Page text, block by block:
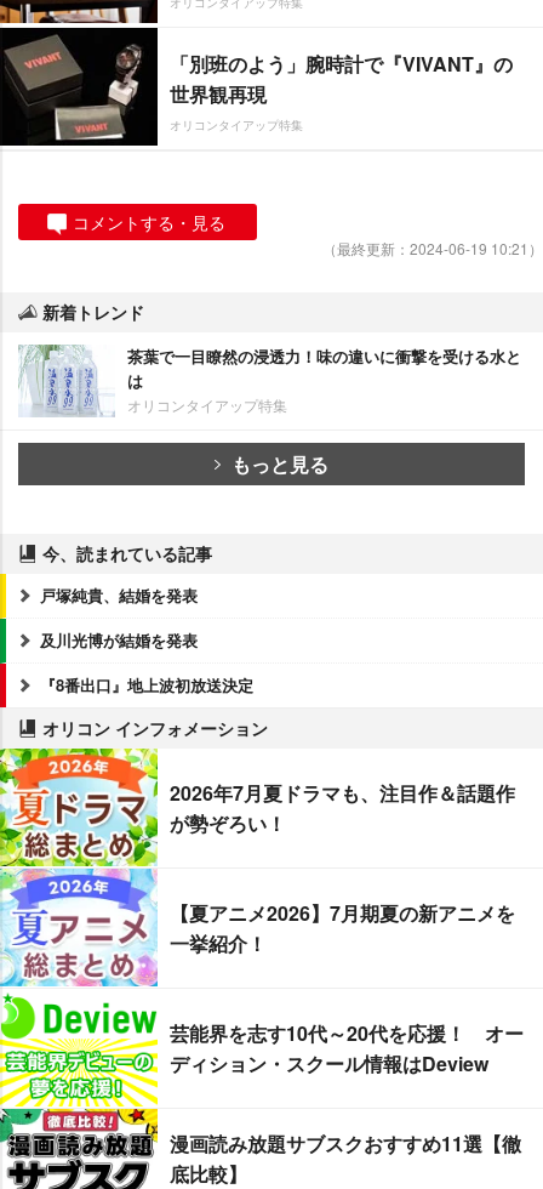
「別班のよう」腕時計で『VIVANT』の
世界観再現
オリコンタイアップ特集
コメントする・見る
（最終更新：2024-06-19 10:21）
新着トレンド
茶葉で一目瞭然の浸透力！味の違いに衝撃を受ける水と
は
オリコンタイアップ特集
もっと見る
今、読まれている記事
戸塚純貴、結婚を発表
及川光博が結婚を発表
『8番出口』地上波初放送決定
オリコン インフォメーション
2026年7月夏ドラマも、注目作＆話題作
が勢ぞろい！
【夏アニメ2026】7月期夏の新アニメを
一挙紹介！
芸能界を志す10代～20代を応援！ オー
ディション・スクール情報はDeview
漫画読み放題サブスクおすすめ11選【徹
底比較】